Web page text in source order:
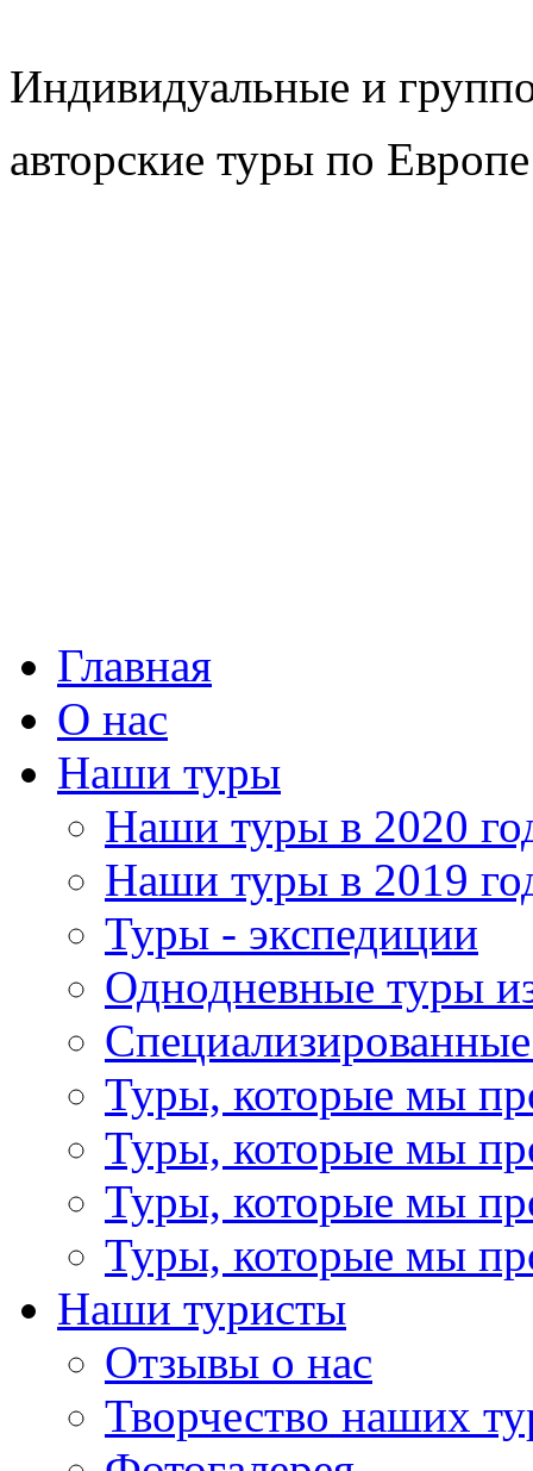
Индивидуальные и
авторские туры по
Главная
О нас
Наши туры
Наши туры в 2020
Наши туры в 2019
Туры - экспедиции
Однодневные туры
Туры, которые мы
Туры, которые мы
Туры, которые мы
Туры, которые мы
Наши туристы
Отзывы о нас
Творчество наших